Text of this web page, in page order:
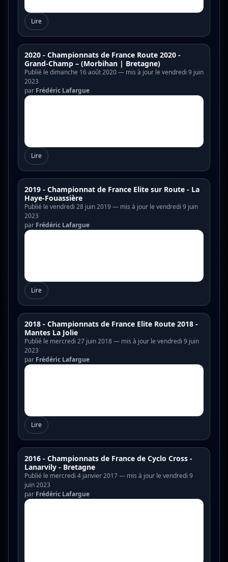
Lire
2020 - Championnats de France Route 2020 -
Grand-Champ – (Morbihan | Bretagne)
Publié le dimanche 16 août 2020 — mis à jour le vendredi 9 juin
2023
par Frédéric Lafargue
Lire
2019 - Championnat de France Elite sur Route - La
Haye-Fouassière
Publié le vendredi 28 juin 2019 — mis à jour le vendredi 9 juin
2023
par Frédéric Lafargue
Lire
2018 - Championnats de France Elite Route 2018 -
Mantes La Jolie
Publié le mercredi 27 juin 2018 — mis à jour le vendredi 9 juin
2023
par Frédéric Lafargue
Lire
2016 - Championnats de France de Cyclo Cross -
Lanarvily - Bretagne
Publié le mercredi 4 janvier 2017 — mis à jour le vendredi 9
juin 2023
par Frédéric Lafargue